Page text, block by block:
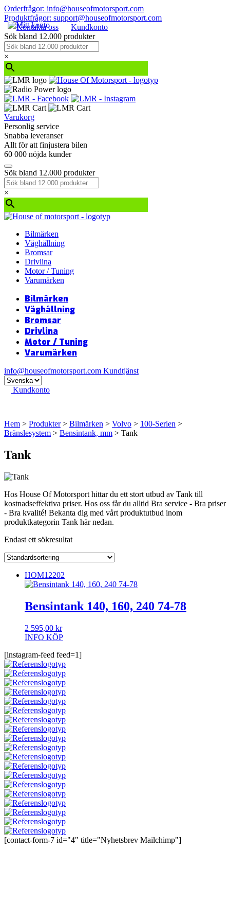
Orderfrågor: info@houseofmotorsport.com
Produktfrågor: support@houseofmotorsport.com
Kontakta oss
Kundkonto
Sök bland 12.000 produkter
×
Varukorg
Personlig service
Snabba leveranser
Allt för att finjustera bilen
60 000 nöjda kunder
Sök bland 12.000 produkter
×
Bilmärken
Väghållning
Bromsar
Drivlina
Motor / Tuning
Varumärken
Bilmärken
Väghållning
Bromsar
Drivlina
Motor / Tuning
Varumärken
info@houseofmotorsport.com Kundtjänst
Kundkonto
Hem > Produkter> Bilmärken > Volvo > 100-Serien >
Bränslesystem > Bensintank, mm > Tank
Tank
Hos House Of Motorsport hittar du ett stort utbud av Tank till
kostnadseffektiva priser. Hos oss får du alltid Bra service - Bra priser
- Bra kvalité! Bekanta dig med vårt produktutbud inom
produktkategorin Tank här nedan.
Endast ett sökresultat
HOM12202
Bensintank 140, 160, 240 74-78
2 595,00 kr
INFO KÖP
[instagram-feed feed=1]
[contact-form-7 id="4" title="Nyhetsbrev Mailchimp"]